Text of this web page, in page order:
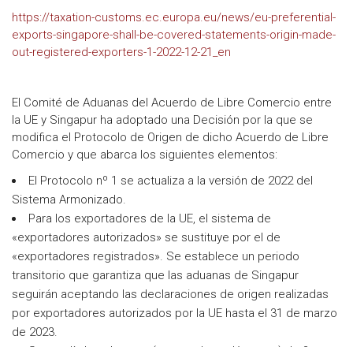
https://taxation-customs.ec.europa.eu/news/eu-preferential-
exports-singapore-shall-be-covered-statements-origin-made-
out-registered-exporters-1-2022-12-21_en
El Comité de Aduanas del Acuerdo de Libre Comercio entre
la UE y Singapur ha adoptado una Decisión por la que se
modifica el Protocolo de Origen de dicho Acuerdo de Libre
Comercio y que abarca los siguientes elementos:
El Protocolo nº 1 se actualiza a la versión de 2022 del
Sistema Armonizado.
Para los exportadores de la UE, el sistema de
«exportadores autorizados» se sustituye por el de
«exportadores registrados». Se establece un periodo
transitorio que garantiza que las aduanas de Singapur
seguirán aceptando las declaraciones de origen realizadas
por exportadores autorizados por la UE hasta el 31 de marzo
de 2023.